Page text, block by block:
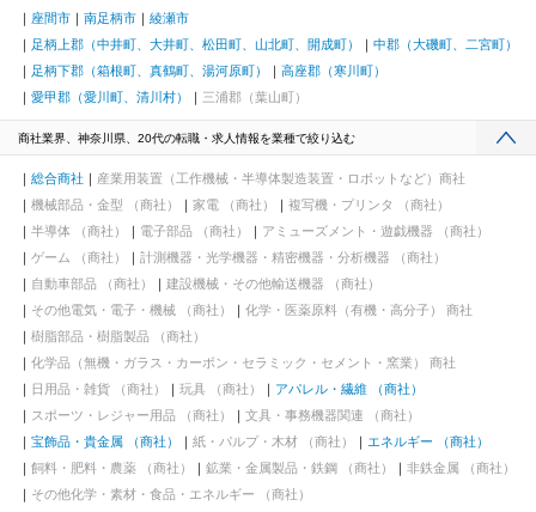
座間市
南足柄市
綾瀬市
足柄上郡（中井町、大井町、松田町、山北町、開成町）
中郡（大磯町、二宮町）
足柄下郡（箱根町、真鶴町、湯河原町）
高座郡（寒川町）
愛甲郡（愛川町、清川村）
三浦郡（葉山町）
商社業界、神奈川県、20代の転職・求人情報を業種で絞り込む
総合商社
産業用装置（工作機械・半導体製造装置・ロボットなど）商社
機械部品・金型 （商社）
家電 （商社）
複写機・プリンタ （商社）
半導体 （商社）
電子部品 （商社）
アミューズメント・遊戯機器 （商社）
ゲーム （商社）
計測機器・光学機器・精密機器・分析機器 （商社）
自動車部品 （商社）
建設機械・その他輸送機器 （商社）
その他電気・電子・機械 （商社）
化学・医薬原料（有機・高分子） 商社
樹脂部品・樹脂製品 （商社）
化学品（無機・ガラス・カーボン・セラミック・セメント・窯業） 商社
日用品・雑貨 （商社）
玩具 （商社）
アパレル・繊維 （商社）
スポーツ・レジャー用品 （商社）
文具・事務機器関連 （商社）
宝飾品・貴金属 （商社）
紙・パルプ・木材 （商社）
エネルギー （商社）
飼料・肥料・農薬 （商社）
鉱業・金属製品・鉄鋼 （商社）
非鉄金属 （商社）
その他化学・素材・食品・エネルギー （商社）